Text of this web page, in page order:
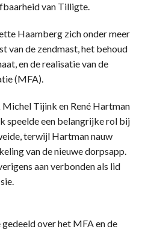
van Tilligte.
Haamberg zich onder meer
van de zendmast, het behoud
en de realisatie van de
(MFA).
Tijink en René Hartman
speelde een belangrijke rol bij
terwijl Hartman nauw
van de nieuwe dorpsapp.
aan verbonden als lid
over het MFA en de